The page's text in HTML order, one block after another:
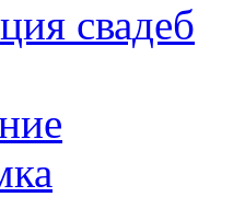
свадеб